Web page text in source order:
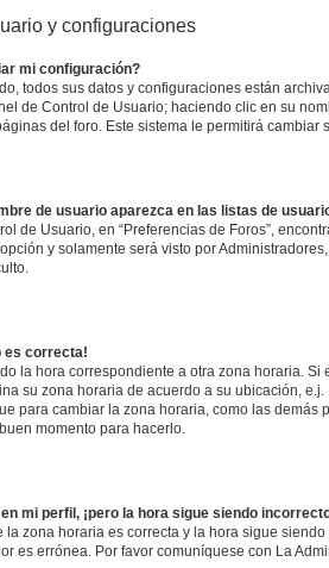
y configuraciones
mi configuración?
todos sus datos y configuraciones están
de Control de Usuario; haciendo clic en su
del foro. Este sistema le permitirá cambiar
de usuario aparezca en las listas de
de Usuario, en “Preferencias de Foros”,
opción y solamente será visto por
es correcta!
la hora correspondiente a otra zona horaria. Si
su zona horaria de acuerdo a su ubicación, e.j.
para cambiar la zona horaria, como las demás
momento para hacerlo.
mi perfil, ¡pero la hora sigue siendo
la zona horaria es correcta y la hora sigue
es errónea. Por favor comuníquese con La